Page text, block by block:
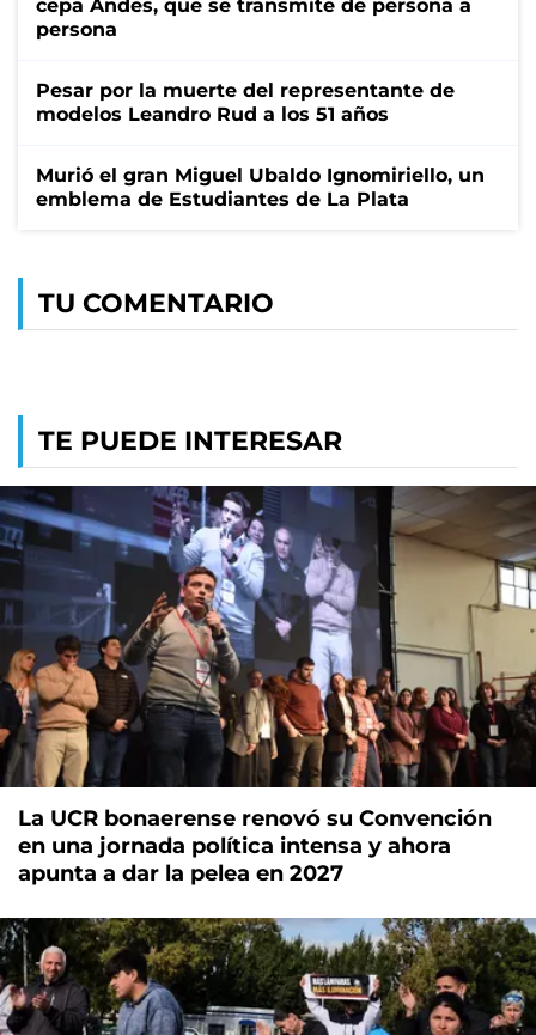
cepa Andes, que se transmite de persona a
persona
Pesar por la muerte del representante de
modelos Leandro Rud a los 51 años
Murió el gran Miguel Ubaldo Ignomiriello, un
emblema de Estudiantes de La Plata
TU COMENTARIO
TE PUEDE INTERESAR
La UCR bonaerense renovó su Convención
en una jornada política intensa y ahora
apunta a dar la pelea en 2027